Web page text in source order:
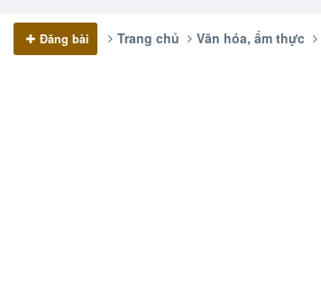
Đăng bài Trang chủ Văn hóa, ẩm thực